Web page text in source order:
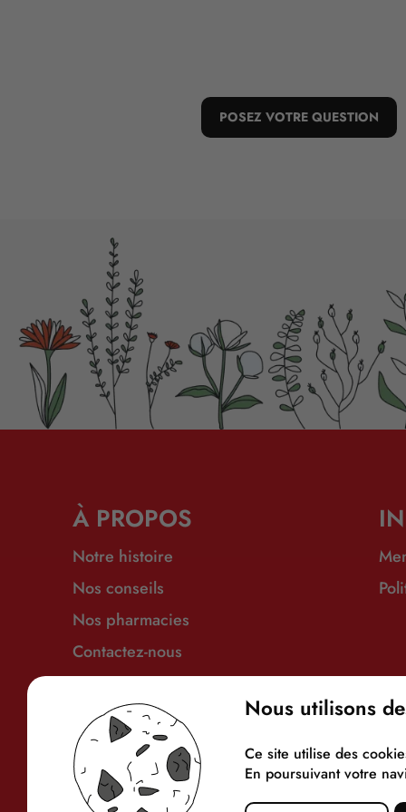
POSEZ VOTRE QUESTION
À PROPOS
Notre histoire
Nos conseils
Nos pharmacies
Contactez-nous
Nous utilisons
Ce site utilise des
En poursuivant votre